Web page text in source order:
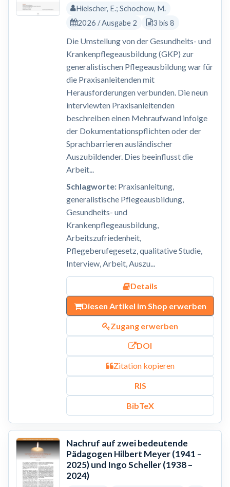
Hielscher, E.; Schochow, M.
2026 / Ausgabe 2
3 bis 8
Die Umstellung von der Gesundheits- und
Krankenpflegeausbildung (GKP) zur
generalistischen Pflegeausbildung war für
die Praxisanleitenden mit
Herausforderungen verbunden. Die neun
interviewten Praxisanleitenden
beschreiben einen Mehraufwand infolge
der Dokumentationspflichten oder der
Sprachbarrieren ausländischer
Auszubildender. Dies beeinflusst die
Arbeit...
Schlagworte:Praxisanleitung,
generalistische Pflegeausbildung,
Gesundheits- und
Krankenpflegeausbildung,
Arbeitszufriedenheit,
Pflegeberufegesetz, qualitative Studie,
Interview, Arbeit, Auszu...
Details
Diesen Artikel im Shop erwerben
Zugang erwerben
DOI
Zitation kopieren
RIS
BibTeX
Nachruf auf zwei bedeutende
Pädagogen Hilbert Meyer (1941 –
2025) und Ingo Scheller (1938 –
2024)